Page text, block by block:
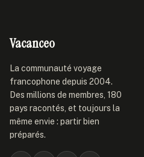
Vacanceo
La communauté voyage
francophone depuis 2004.
Des millions de membres, 180
pays racontés, et toujours la
même envie : partir bien
préparés.